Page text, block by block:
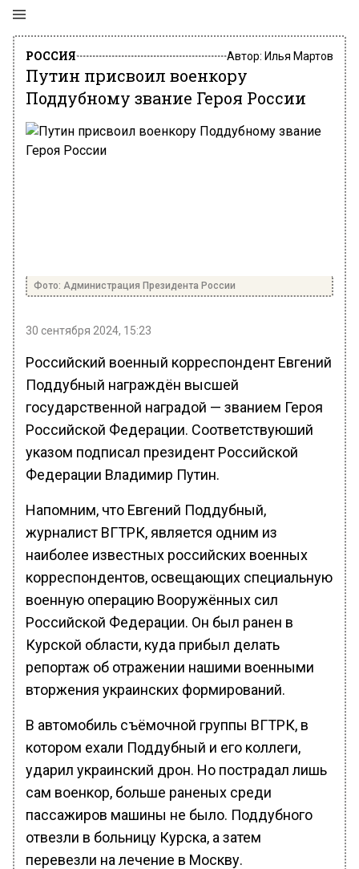
РОССИЯ Автор: Илья Мартов
Путин присвоил военкору
Поддубному звание Героя России
Фото: Администрация Президента России
30 сентября 2024, 15:23
Российский военный корреспондент Евгений
Поддубный награждён высшей
государственной наградой — званием Героя
Российской Федерации. Соответствуюший
указом подписал президент Российской
Федерации Владимир Путин.
Напомним, что Евгений Поддубный,
журналист ВГТРК, является одним из
наиболее известных российских военных
корреспондентов, освещающих специальную
военную операцию Вооружённых сил
Российской Федерации. Он был ранен в
Курской области, куда прибыл делать
репортаж об отражении нашими военными
вторжения украинских формирований.
В автомобиль съёмочной группы ВГТРК, в
котором ехали Поддубный и его коллеги,
ударил украинский дрон. Но пострадал лишь
сам военкор, больше раненых среди
пассажиров машины не было. Поддубного
отвезли в больницу Курска, а затем
перевезли на лечение в Москву.